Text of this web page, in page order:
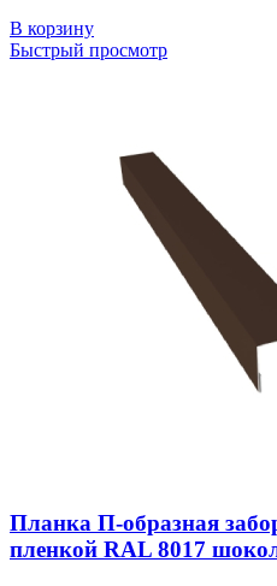
В корзину
Быстрый просмотр
Планка П-образная
пленкой RAL 8017